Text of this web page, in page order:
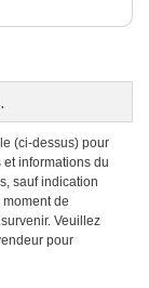
(ci-dessus) pour
informations du
sauf indication
de
Veuillez
pour